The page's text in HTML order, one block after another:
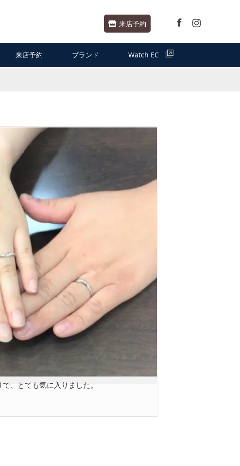
来店予約
Instagram
来店予約 ブランド Watch EC
、とても気に入りました。